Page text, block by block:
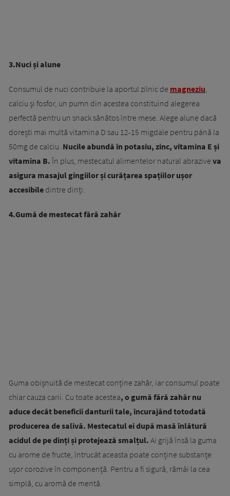
3.Nuci și alune
Consumul de nuci contribuie la aportul zilnic de magneziu,
calciu și fosfor, un pumn din acestea constituind alegerea
perfectă pentru un snack sănătos între mese. Alege alune dacă
dorești mai multă vitamina D sau 12-15 migdale pentru până la
50mg de calciu. Nucile abundă în potasiu, zinc, vitamina E și
vitamina B. În plus, mestecatul alimentelor natural abrazive va
asigura masajul gingiilor și curățarea spațiilor ușor
accesibile dintre dinți.
4.Gumă de mestecat fără zahăr
Guma obișnuită de mestecat conține zahăr, iar consumul poate
chiar cauza carii. Cu toate acestea, o gumă fără zahăr nu
aduce decât beneficii danturii tale, încurajând totodată
producerea de salivă. Mestecatul ei după masă înlătură
acidul de pe dinți și protejează smalțul. Ai grijă însă la guma
cu arome de fructe, întrucât aceasta poate conține substanțe
ușor corozive în componență. Pentru a fi sigură, rămâi la cea
simplă, cu aromă de mentă.